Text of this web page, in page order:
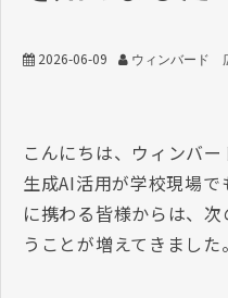
2026-06-09 ウィンバード
こんにちは、ウィンバー
生成AI活用が学校現場
に携わる皆様からは、
うことが増えてきました。